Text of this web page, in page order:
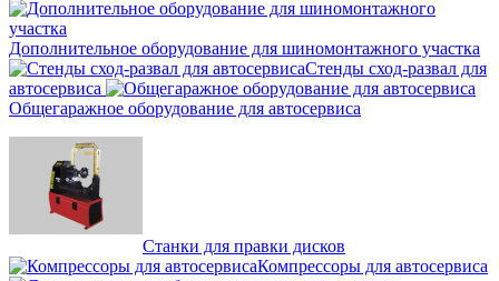
Дополнительное оборудование для шиномонтажного участка
Стенды сход-развал для
автосервиса
Общегаражное оборудование для автосервиса
Станки для правки дисков
Компрессоры для автосервиса